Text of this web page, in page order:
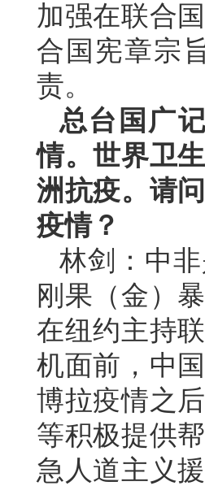
加强在联合
合国宪章宗
责。
总台国广
情。世界卫
洲抗疫。请
疫情？
林剑：中
刚果（金）
在纽约主持
机面前，中
博拉疫情之
等积极提供
急人道主义